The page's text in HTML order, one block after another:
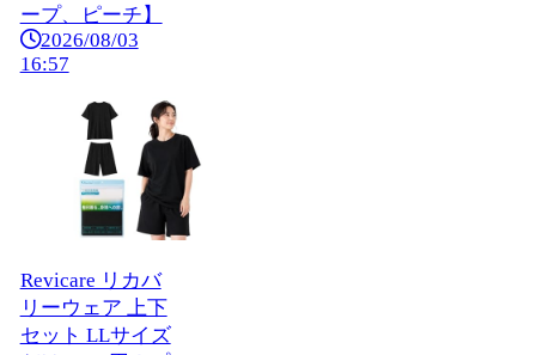
ープ、ピーチ】
2026/08/03
16:57
Revicare リカバ
リーウェア 上下
セット LLサイズ